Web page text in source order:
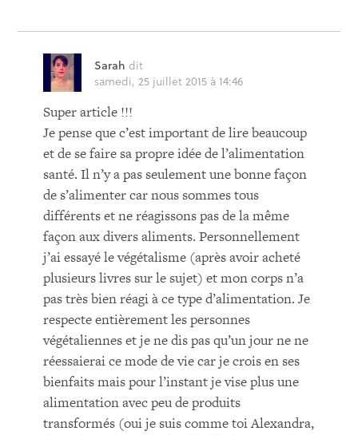
Sarah dit
samedi, 25 juillet 2015 à 14:46
Super article !!!
Je pense que c’est important de lire beaucoup
et de se faire sa propre idée de l’alimentation
santé. Il n’y a pas seulement une bonne façon
de s’alimenter car nous sommes tous
différents et ne réagissons pas de la même
façon aux divers aliments. Personnellement
j’ai essayé le végétalisme (après avoir acheté
plusieurs livres sur le sujet) et mon corps n’a
pas très bien réagi à ce type d’alimentation. Je
respecte entièrement les personnes
végétaliennes et je ne dis pas qu’un jour ne ne
réessaierai ce mode de vie car je crois en ses
bienfaits mais pour l’instant je vise plus une
alimentation avec peu de produits
transformés (oui je suis comme toi Alexandra,